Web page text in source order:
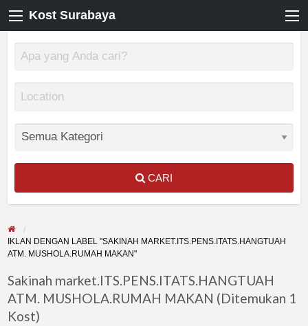
Kost Surabaya
CARI
IKLAN DENGAN LABEL "SAKINAH MARKET.ITS.PENS.ITATS.HANGTUAH
ATM. MUSHOLA.RUMAH MAKAN"
Sakinah market.ITS.PENS.ITATS.HANGTUAH
ATM. MUSHOLA.RUMAH MAKAN (Ditemukan 1
Kost)